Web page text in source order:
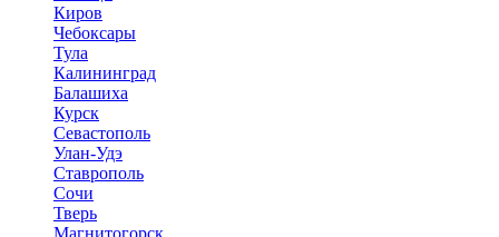
Киров
Чебоксары
Тула
Калининград
Балашиха
Курск
Севастополь
Улан-Удэ
Ставрополь
Сочи
Тверь
Магнитогорск